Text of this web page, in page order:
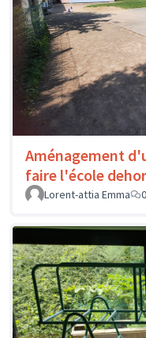
Aménagement
faire l'école
Lorent-attia Emma
0